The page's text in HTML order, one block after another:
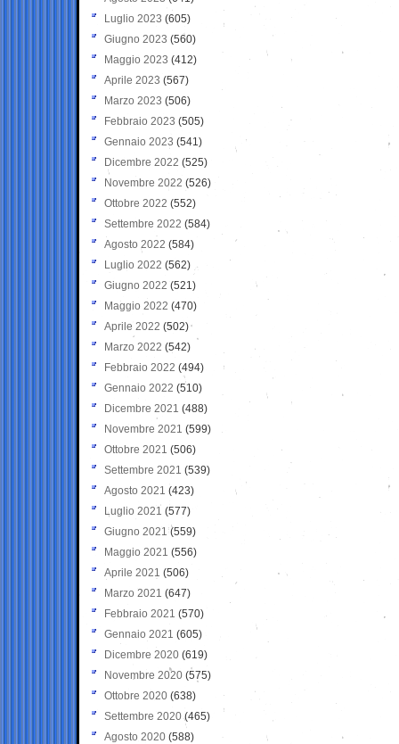
Luglio 2023 (605)
Giugno 2023 (560)
Maggio 2023 (412)
Aprile 2023 (567)
Marzo 2023 (506)
Febbraio 2023 (505)
Gennaio 2023 (541)
Dicembre 2022 (525)
Novembre 2022 (526)
Ottobre 2022 (552)
Settembre 2022 (584)
Agosto 2022 (584)
Luglio 2022 (562)
Giugno 2022 (521)
Maggio 2022 (470)
Aprile 2022 (502)
Marzo 2022 (542)
Febbraio 2022 (494)
Gennaio 2022 (510)
Dicembre 2021 (488)
Novembre 2021 (599)
Ottobre 2021 (506)
Settembre 2021 (539)
Agosto 2021 (423)
Luglio 2021 (577)
Giugno 2021(559)
Maggio 2021 (556)
Aprile 2021 (506)
Marzo 2021 (647)
Febbraio 2021 (570)
Gennaio 2021 (605)
Dicembre 2020 (619)
Novembre 2020 (575)
Ottobre 2020 (638)
Settembre 2020(465)
Agosto 2020 (588)